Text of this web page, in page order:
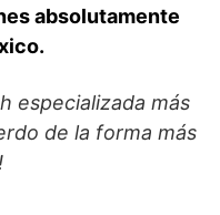
absolutamente
especializada más
de la forma más